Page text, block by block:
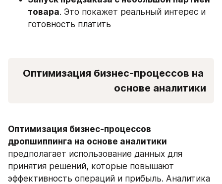
товара. Это покажет реальный интерес и
готовность платить
Оптимизация бизнес-процессов на
основе аналитики
Оптимизация бизнес-процессов
дропшиппинга на основе аналитики
предполагает использование данных для
принятия решений, которые повышают
эффективность операций и прибыль. Аналитика